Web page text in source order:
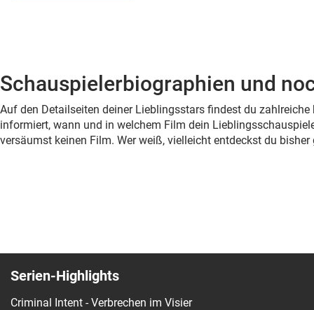
Schauspielerbiographien und
Auf den Detailseiten deiner Lieblingsstars findest du
informiert, wann und in welchem Film dein
versäumst keinen Film. Wer weiß, vielleicht entdeckst du
Serien-Highlights
Criminal Intent - Verbrechen im Visier